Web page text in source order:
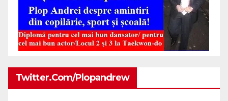
Twitter.com/plopandrew